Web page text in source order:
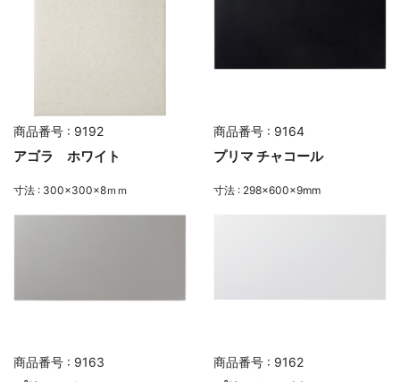
商品番号 : 9192
アゴラ ホワイト
寸法 : 300×300×8ｍｍ
商品番号 : 9164
プリマ チャコール
寸法 : 298×600×9mm
商品番号 : 9163 商品番号 : 9162